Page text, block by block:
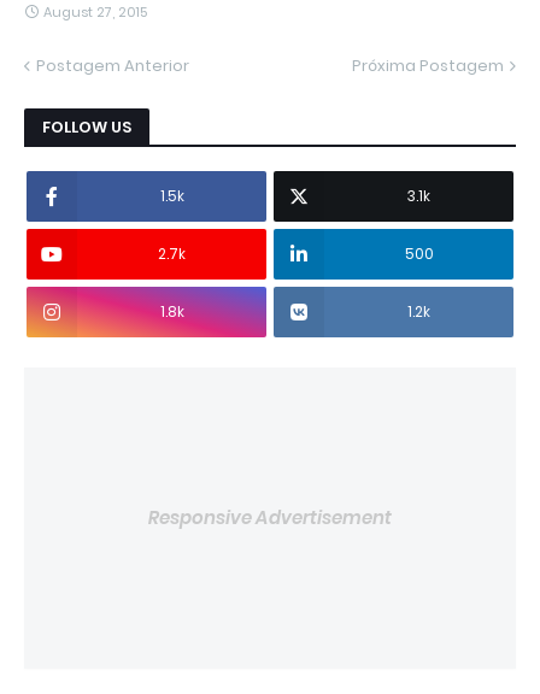
August 27, 2015
Postagem Anterior Próxima Postagem
FOLLOW US
1.5k 3.1k
2.7k 500
1.8k 1.2k
Responsive Advertisement